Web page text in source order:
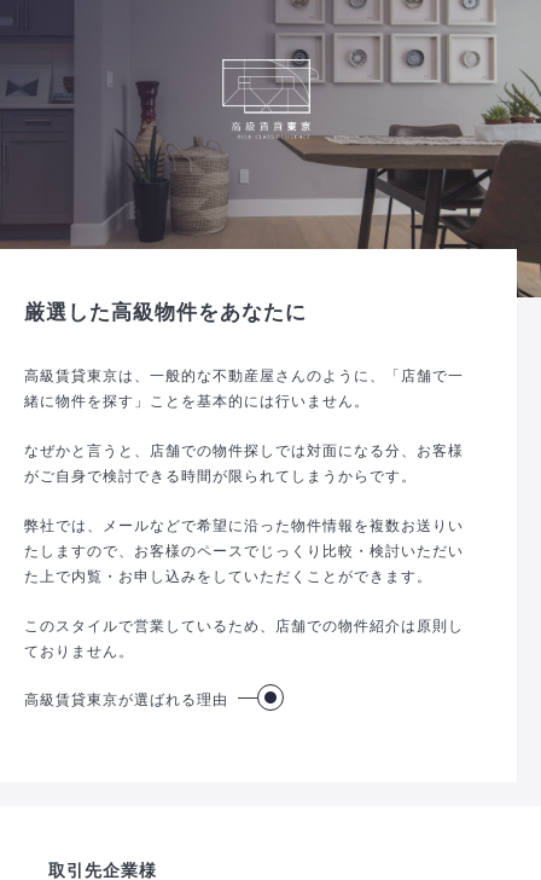
厳選した高級物件をあなたに
高級賃貸東京は、一般的な不動産屋さんのように、「店舗で一
緒に物件を探す」ことを基本的には行いません。
なぜかと言うと、店舗での物件探しでは対面になる分、お客様
がご自身で検討できる時間が限られてしまうからです。
弊社では、メールなどで希望に沿った物件情報を複数お送りい
たしますので、お客様のペースでじっくり比較・検討いただい
た上で内覧・お申し込みをしていただくことができます。
このスタイルで営業しているため、店舗での物件紹介は原則し
ておりません。
高級賃貸東京が選ばれる理由
取引先企業様